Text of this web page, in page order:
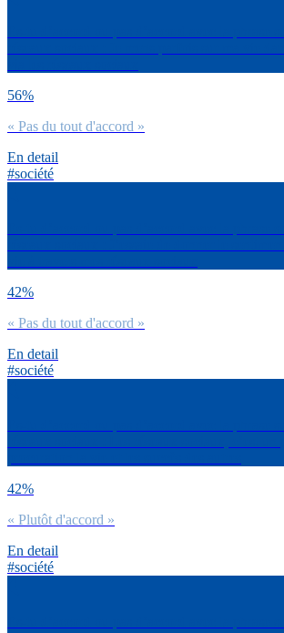
56%
« Pas du tout d'accord »
En detail
#société
42%
« Pas du tout d'accord »
En detail
#société
42%
« Plutôt d'accord »
En detail
#société